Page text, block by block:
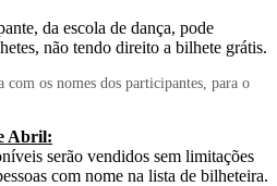
da escola de dança, pode
não tendo direito a bilhete grátis.
os nomes dos participantes, para o
Abril:
serão vendidos sem limitações
com nome na lista de bilheteira.